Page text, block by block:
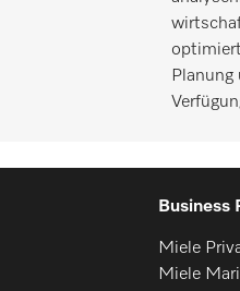
Business
Miele
Miele